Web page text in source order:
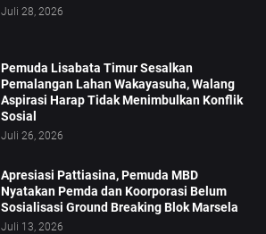
Juli 28, 2026
Pemuda Lisabata Timur Sesalkan
Pemalangan Lahan Wakayasuha, Walang
Aspirasi Harap Tidak Menimbulkan Konflik
Sosial
Juli 26, 2026
Apresiasi Pattiasina, Pemuda MBD
Nyatakan Pemda dan Koorporasi Belum
Sosialisasi Ground Breaking Blok Marsela
Juli 13, 2026